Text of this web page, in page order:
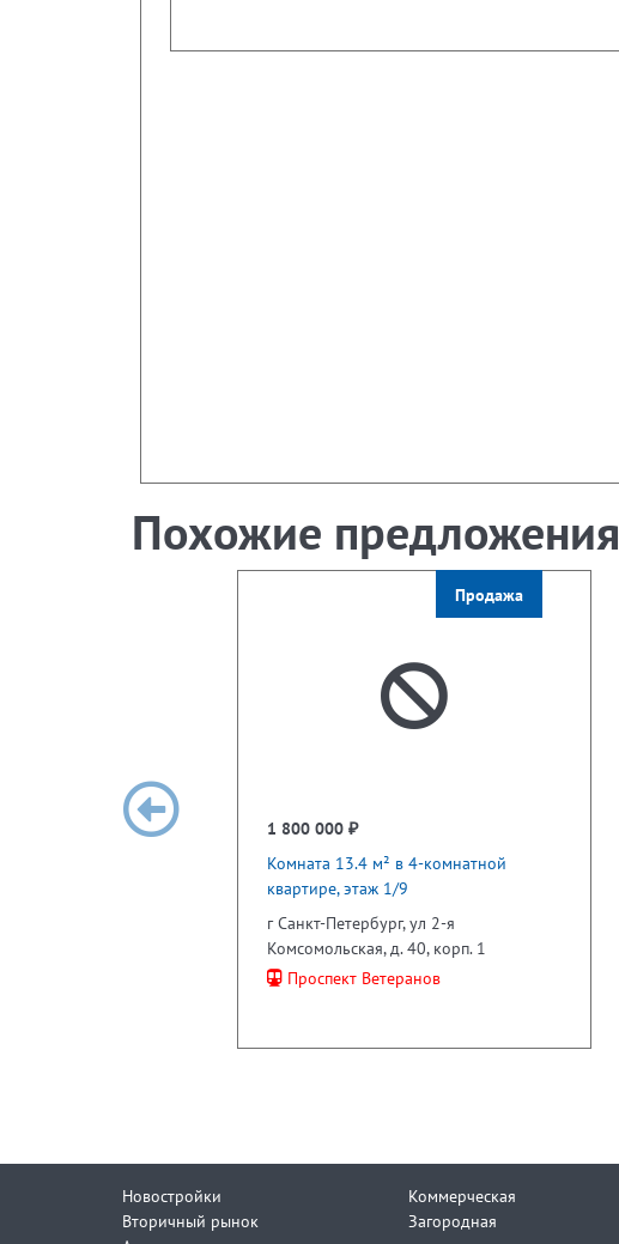
Похожие предложения
Продажа
1 800 000 ₽
Комната 13.4 м² в 4-комнатной
квартире, этаж 1/9
г Санкт-Петербург, ул 2-я
Комсомольская, д. 40, корп. 1
Проспект Ветеранов
Новостройки
Вторичный рынок
Коммерческая
Загородная